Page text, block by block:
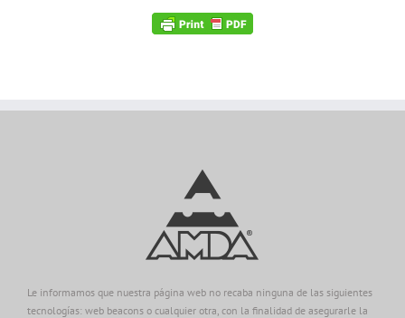
Le informamos que nuestra página web no recaba ninguna de las siguientes
tecnologías: web beacons o cualquier otra, con la finalidad de asegurarle la